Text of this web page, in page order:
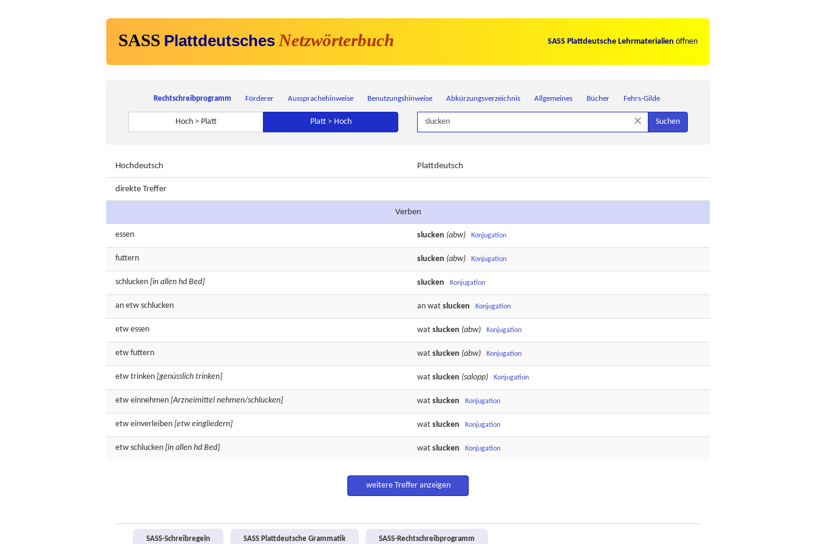
SASS Plattdeutsches Netzwörterbuch SASS Plattdeutsche Lehrmaterialien öffnen
Rechtschreibprogramm Förderer Aussprachehinweise Benutzungshinweise Abkürzungsverzeichnis Allgemeines Bücher Fehrs-Gilde
Hoch > Platt Platt > Hoch × Suchen
Hochdeutsch Plattdeutsch
direkte Treffer
Verben
essen slucken (abw) Konjugation
futtern slucken (abw) Konjugation
schlucken [in allen hd Bed] slucken Konjugation
an etw schlucken an wat slucken Konjugation
etw essen wat slucken (abw) Konjugation
etw futtern wat slucken (abw) Konjugation
etw trinken [genüsslich trinken] wat slucken (salopp) Konjugation
etw einnehmen [Arzneimittel nehmen/schlucken] wat slucken Konjugation
etw einverleiben [etw eingliedern] wat slucken Konjugation
etw schlucken [in allen hd Bed] wat slucken Konjugation
weitere Treffer anzeigen
SASS-Schreibregeln SASS Plattdeutsche Grammatik SASS-Rechtschreibprogramm